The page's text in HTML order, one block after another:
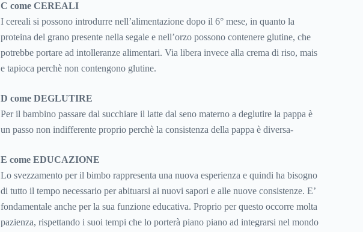
C come CEREALI
I cereali si possono introdurre nell’alimentazione dopo il 6° mese, in quanto la
proteina del grano presente nella segale e nell’orzo possono contenere glutine, che
potrebbe portare ad intolleranze alimentari. Via libera invece alla crema di riso, mais
e tapioca perchè non contengono glutine.
D come DEGLUTIRE
Per il bambino passare dal succhiare il latte dal seno materno a deglutire la pappa è
un passo non indifferente proprio perchè la consistenza della pappa è diversa-
E come EDUCAZIONE
Lo svezzamento per il bimbo rappresenta una nuova esperienza e quindi ha bisogno
di tutto il tempo necessario per abituarsi ai nuovi sapori e alle nuove consistenze. E’
fondamentale anche per la sua funzione educativa. Proprio per questo occorre molta
pazienza, rispettando i suoi tempi che lo porterà piano piano ad integrarsi nel mondo